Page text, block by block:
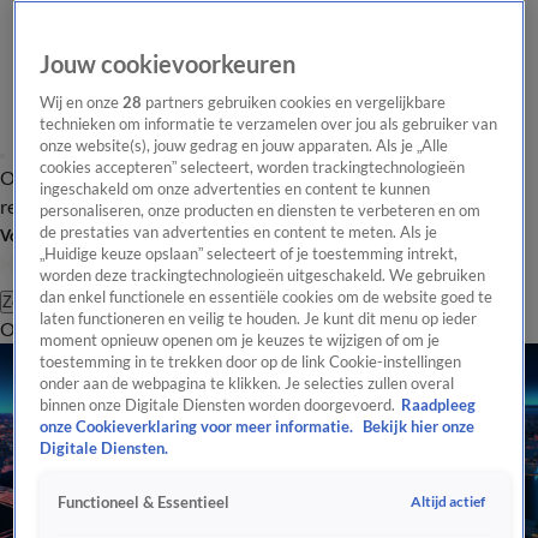
Overzicht Laatste nieuws Regionieuws Het beste van Hart
Tip de
redactie
Volg Hart van Nederland
Zoeken
OverzichtRegioUitzendingenWeerTip de redactiePanelVideo's
Jouw cookievoorkeuren
Wij en onze28 partners gebruiken cookies en vergelijkbare
technieken om informatie te verzamelen over jou als gebruiker van
onze website(s), jouw gedrag en jouw apparaten. Als je „Alle
cookies accepteren” selecteert, worden trackingtechnologieën
ingeschakeld om onze advertenties en content te kunnen
personaliseren, onze producten en diensten te verbeteren en om
de prestaties van advertenties en content te meten. Als je
„Huidige keuze opslaan” selecteert of je toestemming intrekt,
worden deze trackingtechnologieën uitgeschakeld. We gebruiken
dan enkel functionele en essentiële cookies om de website goed te
laten functioneren en veilig te houden. Je kunt dit menu op ieder
moment opnieuw openen om je keuzes te wijzigen of om je
toestemming in te trekken door op de link Cookie-instellingen
onder aan de webpagina te klikken. Je selecties zullen overal
binnen onze Digitale Diensten worden doorgevoerd. Raadpleeg
onze Cookieverklaring voor meer informatie.
Bekijk hier onze
Digitale Diensten.
Functioneel & Essentieel Altijd actief